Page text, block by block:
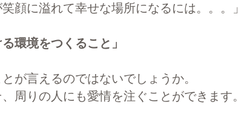
顔に溢れて幸せな場所になるには。。。」
環境をつくること」
が言えるのではないでしょうか。
周りの人にも愛情を注ぐことができます。